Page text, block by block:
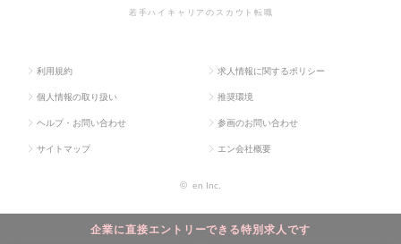
企業に直接エントリーできる特別求人です
若手ハイキャリアのスカウト転職
利用規約 求人情報に関するポリシー
個人情報の取り扱い 推奨環境
ヘルプ・お問い合わせ 参画のお問い合わせ
サイトマップ エン会社概要
© en Inc.